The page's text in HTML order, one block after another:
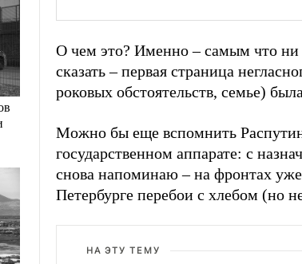
О чем это? Именно – самым что ни
сказать – первая страница
роковых обстоятельств, семье)
Можно бы еще вспомнить
государственном аппарате: с
снова напоминаю – на фронтах
Петербурге перебои с хлебом (но
НА ЭТУ ТЕМУ